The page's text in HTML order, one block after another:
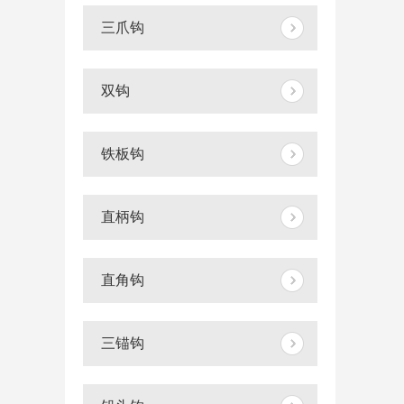
三爪钩
双钩
铁板钩
直柄钩
直角钩
三锚钩